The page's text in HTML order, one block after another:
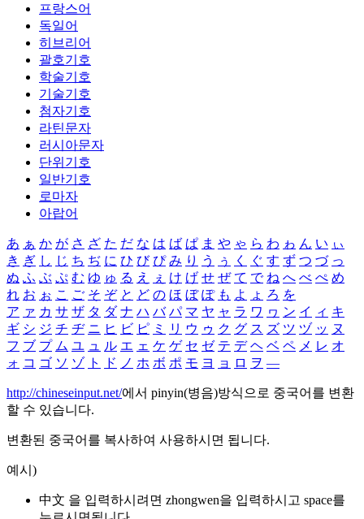
프랑스어
독일어
히브리어
괄호기호
학술기호
기술기호
첨자기호
라틴문자
러시아문자
단위기호
일반기호
로마자
아랍어
あ ぁ か が さ ざ た だ な は ば ぱ ま や ゃ ら わ ゎ ん い ぃ
き ぎ し じ ち ぢ に ひ び ぴ み り う ぅ く ぐ す ず つ づ っ
ぬ ふ ぶ ぷ む ゆ ゅ る え ぇ け げ せ ぜ て で ね へ べ ぺ め
れ お ぉ こ ご そ ぞ と ど の ほ ぼ ぽ も よ ょ ろ を
ア ァ カ サ ザ タ ダ ナ ハ バ パ マ ヤ ャ ラ ワ ヮ ン イ ィ キ
ギ シ ジ チ ヂ ニ ヒ ビ ピ ミ リ ウ ゥ ク グ ス ズ ツ ヅ ッ ヌ
フ ブ プ ム ユ ュ ル エ ェ ケ ゲ セ ゼ テ デ ヘ ベ ペ メ レ オ
ォ コ ゴ ソ ゾ ト ド ノ ホ ボ ポ モ ヨ ョ ロ ヲ ―
http://chineseinput.net/에서 pinyin(병음)방식으로 중국어를 변환
할 수 있습니다.
변환된 중국어를 복사하여 사용하시면 됩니다.
예시)
中文 을 입력하시려면 zhongwen을 입력하시고 space를